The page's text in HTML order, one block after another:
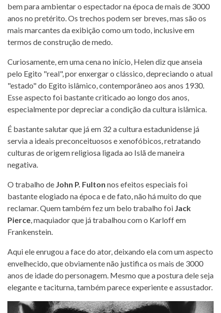
bem para ambientar o espectador na época de mais de 3000
anos no pretérito. Os trechos podem ser breves, mas são os
mais marcantes da exibição como um todo, inclusive em
termos de construção de medo.
Curiosamente, em uma cena no início, Helen diz que anseia
pelo Egito "real", por enxergar o clássico, depreciando o atual
"estado" do Egito islâmico, contemporâneo aos anos 1930.
Esse aspecto foi bastante criticado ao longo dos anos,
especialmente por depreciar a condição da cultura islâmica.
É bastante salutar que já em 32 a cultura estadunidense já
servia a ideais preconceituosos e xenofóbicos, retratando
culturas de origem religiosa ligada ao Islã de maneira
negativa.
O trabalho de John P. Fulton nos efeitos especiais foi
bastante elogiado na época e de fato, não há muito do que
reclamar. Quem também fez um belo trabalho foi Jack
Pierce, maquiador que já trabalhou com o Karloff em
Frankenstein.
Aqui ele enrugou a face do ator, deixando ela com um aspecto
envelhecido, que obviamente não justifica os mais de 3000
anos de idade do personagem. Mesmo que a postura dele seja
elegante e taciturna, também parece experiente e assustador.